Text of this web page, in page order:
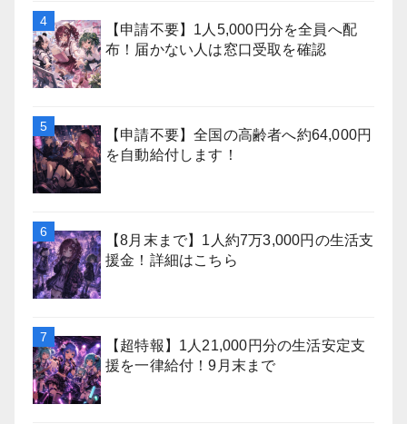
【申請不要】1人5,000円分を全員へ配
布！届かない人は窓口受取を確認
【申請不要】全国の高齢者へ約64,000円
を自動給付します！
【8月末まで】1人約7万3,000円の生活支
援金！詳細はこちら
【超特報】1人21,000円分の生活安定支
援を一律給付！9月末まで